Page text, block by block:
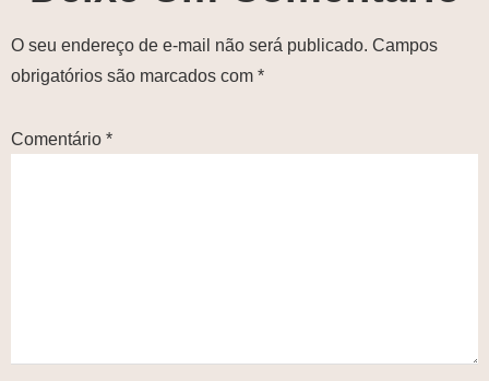
O seu endereço de e-mail não será publicado. Campos
obrigatórios são marcados com *
Comentário *